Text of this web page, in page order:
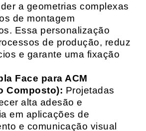
a geometrias complexas
de montagem
Essa personalização
de produção, reduz
e garante uma fixação
Face para ACM
Composto): Projetadas
alta adesão e
em aplicações de
e comunicação visual